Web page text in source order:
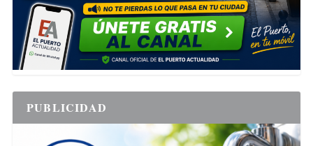
PUBLICIDAD